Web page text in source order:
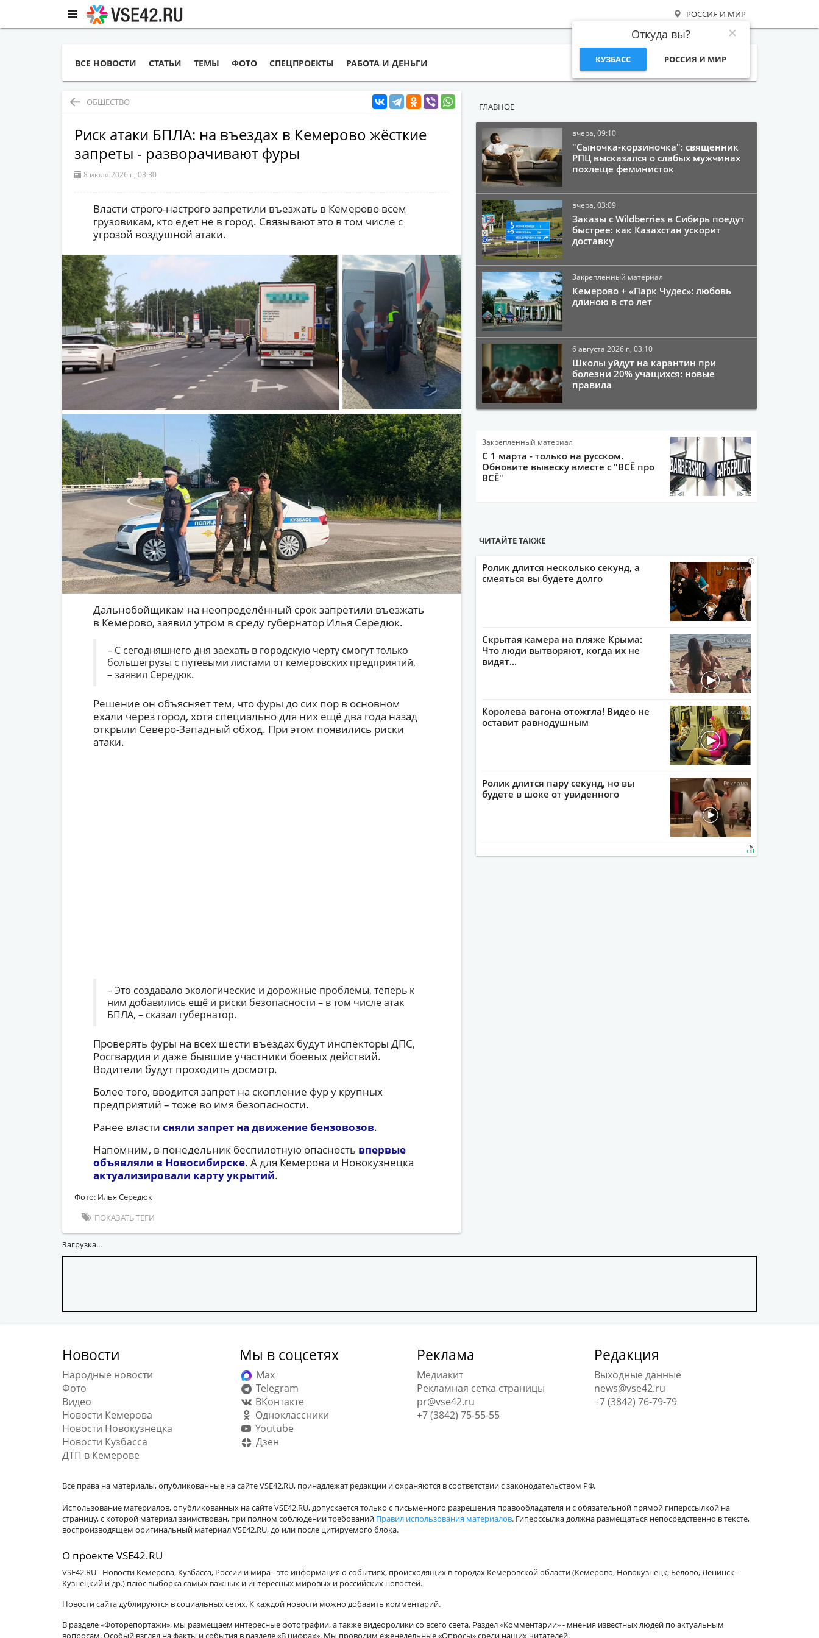
РОССИЯ И МИР
Откуда вы?
КУЗБАСС РОССИЯ И МИР
ВСЕ НОВОСТИ СТАТЬИ ТЕМЫ ФОТО СПЕЦПРОЕКТЫ РАБОТА И ДЕНЬГИ Поиск
ОБЩЕСТВО
Риск атаки БПЛА: на въездах в Кемерово жёсткие
запреты - разворачивают фуры
8 июля 2026 г., 03:30
Власти строго-настрого запретили въезжать в Кемерово всем
грузовикам, кто едет не в город. Связывают это в том числе с
угрозой воздушной атаки.
Дальнобойщикам на неопределённый срок запретили въезжать
в Кемерово, заявил утром в среду губернатор Илья Середюк.
– С сегодняшнего дня заехать в городскую черту смогут только
большегрузы с путевыми листами от кемеровских предприятий,
– заявил Середюк.
Решение он объясняет тем, что фуры до сих пор в основном
ехали через город, хотя специально для них ещё два года назад
открыли Северо-Западный обход. При этом появились риски
атаки.
– Это создавало экологические и дорожные проблемы, теперь к
ним добавились ещё и риски безопасности – в том числе атак
БПЛА, – сказал губернатор.
Проверять фуры на всех шести въездах будут инспекторы ДПС,
Росгвардия и даже бывшие участники боевых действий.
Водители будут проходить досмотр.
Более того, вводится запрет на скопление фур у крупных
предприятий – тоже во имя безопасности.
Ранее власти сняли запрет на движение бензовозов.
Напомним, в понедельник беспилотную опасность впервые
объявляли в Новосибирске. А для Кемерова и Новокузнецка
актуализировали карту укрытий.
Фото: Илья Середюк
ПОКАЗАТЬ ТЕГИ
Загрузка...
ГЛАВНОЕ
вчера, 09:10
"Сыночка-корзиночка": священник
РПЦ высказался о слабых мужчинах
похлеще феминисток
вчера, 03:09
Заказы с Wildberries в Сибирь поедут
быстрее: как Казахстан ускорит
доставку
Закрепленный материал
Кемерово + «Парк Чудес»: любовь
длиною в сто лет
6 августа 2026 г., 03:10
Школы уйдут на карантин при
болезни 20% учащихся: новые
правила
Закрепленный материал
С 1 марта - только на русском.
Обновите вывеску вместе с "ВСЁ про
ВСЁ"
ЧИТАЙТЕ ТАКЖЕ
i
Ролик длится несколько секунд, а
смеяться вы будете долго
i
Скрытая камера на пляже Крыма:
Что люди вытворяют, когда их не
видят...
i
Королева вагона отожгла! Видео не
оставит равнодушным
i
Ролик длится пару секунд, но вы
будете в шоке от увиденного
Новости
Народные новости
Фото
Видео
Новости Кемерова
Новости Новокузнецка
Новости Кузбасса
ДТП в Кемерове
Мы в соцсетях
Max
Telegram
ВКонтакте
Одноклассники
Youtube
Дзен
Реклама
Медиакит
Рекламная сетка страницы
pr@vse42.ru
+7 (3842) 75-55-55
Редакция
Выходные данные
news@vse42.ru
+7 (3842) 76-79-79
Все права на материалы, опубликованные на сайте VSE42.RU, принадлежат редакции и охраняются в соответствии с законодательством РФ.
Использование материалов, опубликованных на сайте VSE42.RU, допускается только с письменного разрешения правообладателя и с обязательной прямой гиперссылкой на
страницу, с которой материал заимствован, при полном соблюдении требований Правил использования материалов. Гиперссылка должна размещаться непосредственно в тексте,
воспроизводящем оригинальный материал VSE42.RU, до или после цитируемого блока.
О проекте VSE42.RU
VSE42.RU - Новости Кемерова, Кузбасса, России и мира - это информация о событиях, происходящих в городах Кемеровской области (Кемерово, Новокузнецк, Белово, Ленинск-
Кузнецкий и др.) плюс выборка самых важных и интересных мировых и российских новостей.
Новости сайта дублируются в социальных сетях. К каждой новости можно добавить комментарий.
В разделе «Фоторепортажи», мы размещаем интересные фотографии, а также видеоролики со всего света. Раздел «Комментарии» - мнения известных людей по актуальным
вопросам. Особый взгляд на факты и события в разделе «В цифрах». Мы проводим еженедельные «Опросы» среди наших читателей.